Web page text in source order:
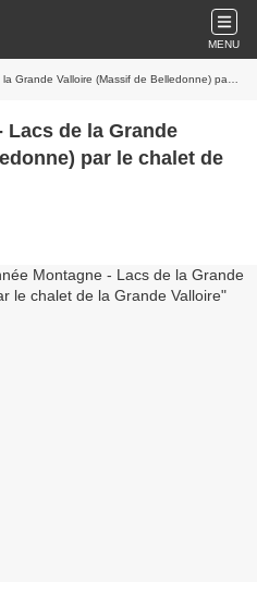
MENU
(Massif de Belledonne) par le chalet de la Grande Valloire
Lacs de la Grande
par le chalet de